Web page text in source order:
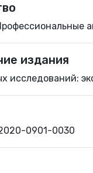
издания
исследований:
0901-0030